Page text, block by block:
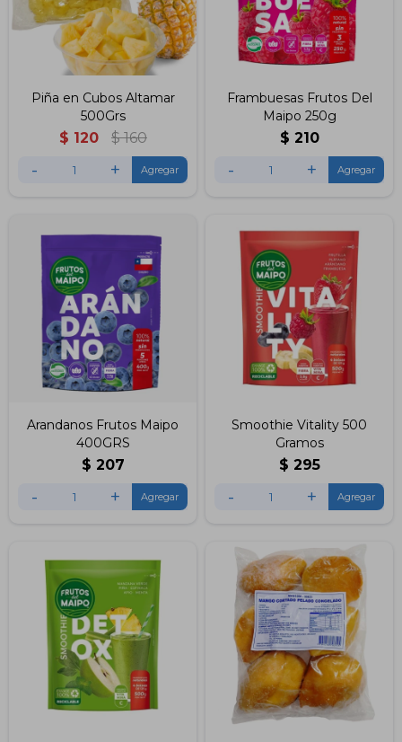
Piña en Cubos Altamar
500Grs
$ 120 $ 160
- +
Frambuesas Frutos Del
Maipo 250g
$ 210
- +
Arandanos Frutos Maipo
400GRS
$ 207
- +
Smoothie Vitality 500
Gramos
$ 295
- +